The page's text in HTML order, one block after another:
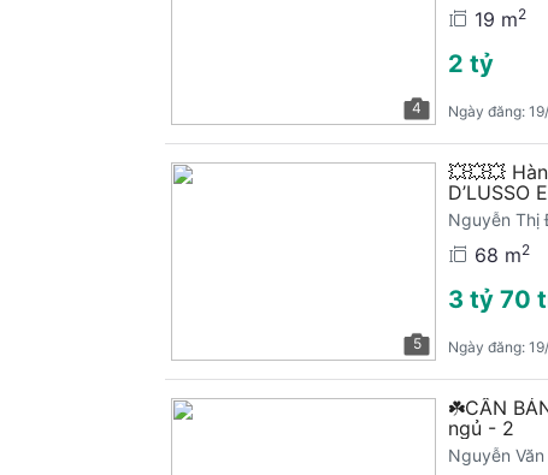
4
19 m2
2 tỷ
Ngày đăng:
5
💥💥💥
D’LUSSO
Nguyễn Thị
68 m2
3 tỷ 70
Ngày đăng:
☘️CẦN
ngủ - 2
Nguyễn